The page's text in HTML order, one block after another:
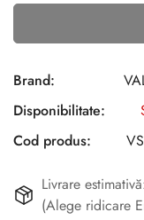
Brand:
Disponibilitate:
Cod produs:
Livrare
(Alege ridicare